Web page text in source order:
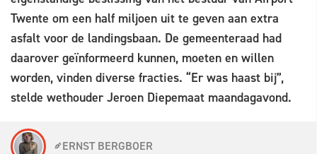
Twente om een half miljoen uit te geven aan extra
asfalt voor de landingsbaan. De gemeenteraad had
daarover geïnformeerd kunnen, moeten en willen
worden, vinden diverse fracties. “Er was haast bij”,
stelde wethouder Jeroen Diepemaat maandagavond.
ERNST BERGBOER